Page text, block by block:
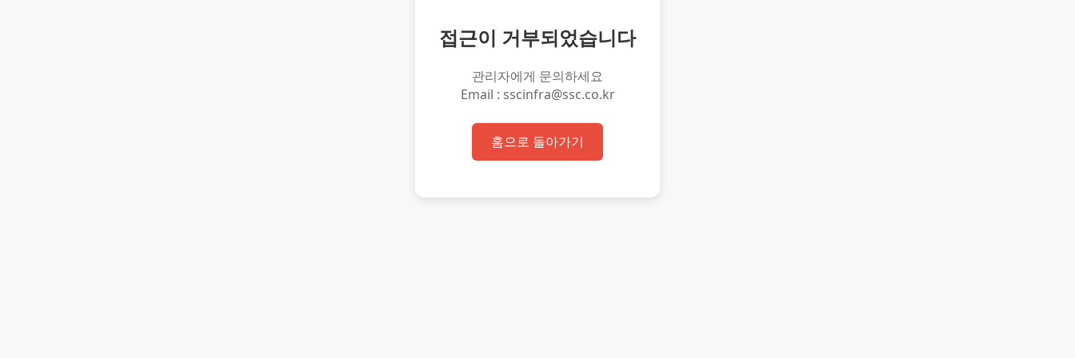
접근이 거부되었습니다
관리자에게 문의하세요
Email : sscinfra@ssc.co.kr
홈으로 돌아가기